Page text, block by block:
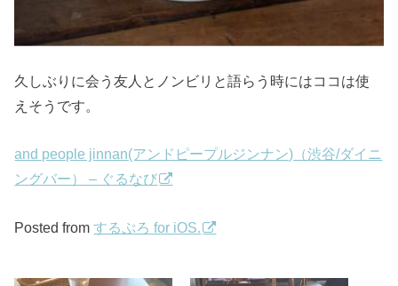
久しぶりに会う友人とノンビリと語らう時にはココは使
えそうです。
and people jinnan(アンドピープルジンナン)（渋谷/ダイニ
ングバー） – ぐるなび
Posted fromするぷろ for iOS.